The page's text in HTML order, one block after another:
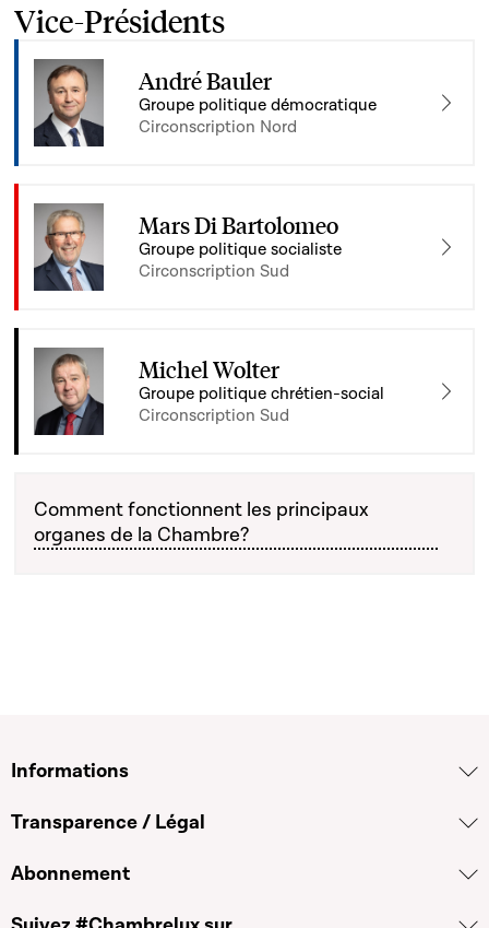
Vice-Présidents
André Bauler
Groupe politique démocratique
Circonscription Nord
Mars Di Bartolomeo
Groupe politique socialiste
Circonscription Sud
Michel Wolter
Groupe politique chrétien-social
Circonscription Sud
Comment fonctionnent les principaux
organes de la Chambre?
Informations
Transparence / Légal
Abonnement